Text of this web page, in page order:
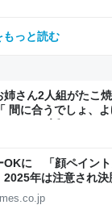
もっと読む
さん2人組がたこ
間に合うでしょ、
よ」と話していた
に 「顔ペイント
年は注意され決